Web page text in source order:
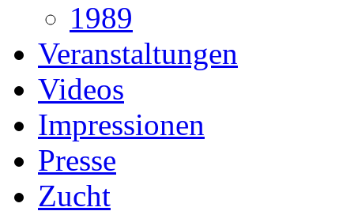
1989
Veranstaltungen
Videos
Impressionen
Presse
Zucht